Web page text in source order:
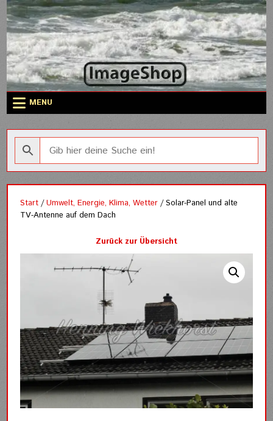
Skip
to
content
MENU
Start /Umwelt, Energie, Klima, Wetter / Solar-Panel und alte
TV-Antenne auf dem Dach
Zurück zur Übersicht